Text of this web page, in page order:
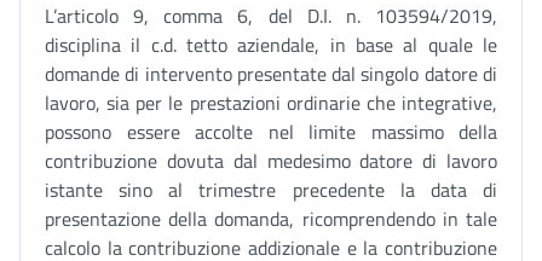
L’articolo 9, comma 6, del D.I. n. 103594/2019,
disciplina il c.d. tetto aziendale, in base al quale le
domande di intervento presentate dal singolo datore di
lavoro, sia per le prestazioni ordinarie che integrative,
possono essere accolte nel limite massimo della
contribuzione dovuta dal medesimo datore di lavoro
istante sino al trimestre precedente la data di
presentazione della domanda, ricomprendendo in tale
calcolo la contribuzione addizionale e la contribuzione